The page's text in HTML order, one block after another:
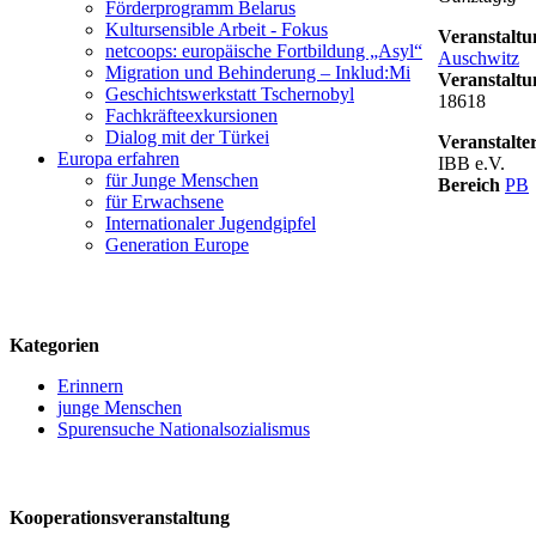
Förderprogramm Belarus
Kultursensible Arbeit - Fokus
netcoops: europäische Fortbildung „Asyl“
Migration und Behinderung – Inklud:Mi
Geschichtswerkstatt Tschernobyl
Fachkräfteexkursionen
Dialog mit der Türkei
Europa erfahren
für Junge Menschen
für Erwachsene
Internationaler Jugendgipfel
Generation Europe
Auschwitz
18618
IBB e.V.
Bereich PB
Kategorien
Erinnern
junge Menschen
Spurensuche Nationalsozialismus
Kooperationsveranstaltung